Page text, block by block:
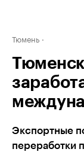
Тюмень
Экспортные
переработки